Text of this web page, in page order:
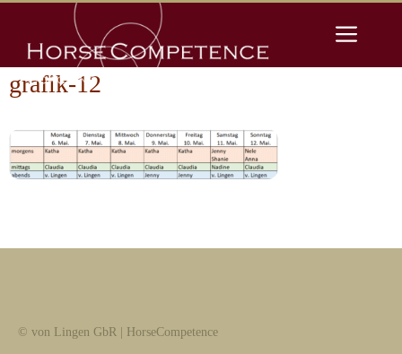
springen
grafik-12
© von Lingen GbR | HorseCompetence